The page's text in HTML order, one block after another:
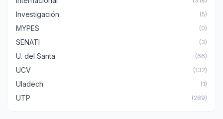
Investigación (5)
MYPES (0)
SENATI (3)
U. del Santa (66)
UCV (132)
Uladech (1)
UTP (289)